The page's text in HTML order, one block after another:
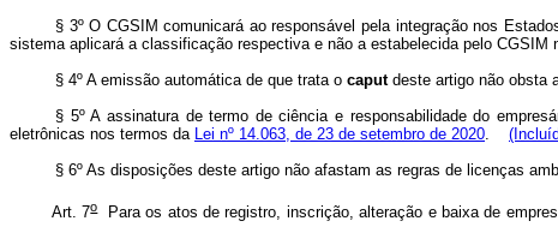
§ 3º O CGSIM comunicará ao responsável pela integração nos
sistema aplicará a classificação respectiva e não a estabelecida pelo CGSIM
§ 4º A emissão automática de que trata o caputdeste artigo não obsta
§ 5º A assinatura de termo de ciência e responsabilidade do
eletrônicas nos termos da Lei nº 14.063, de 23 de setembro de 2020.
§ 6º As disposições deste artigo não afastam as regras de licenças
Art. 7oPara os atos de registro, inscrição, alteração e baixa de